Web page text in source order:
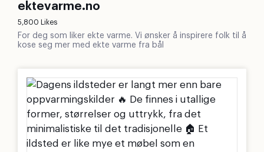
ektevarme.no
5,800 Likes
For deg som liker ekte varme. Vi ønsker å inspirere folk til å
kose seg mer med ekte varme fra bål